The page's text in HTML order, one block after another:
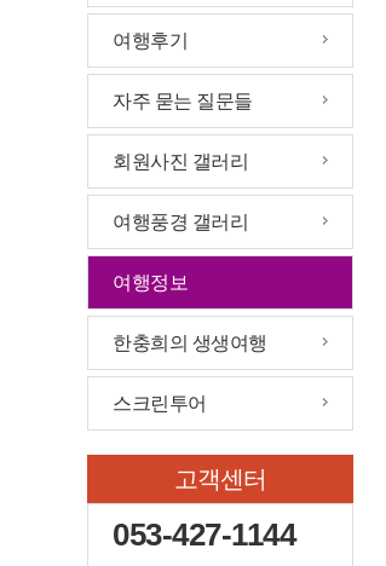
여행후기
자주 묻는 질문들
회원사진 갤러리
여행풍경 갤러리
여행정보
한충희의 생생여행
스크린투어
고객센터
053-427-1144